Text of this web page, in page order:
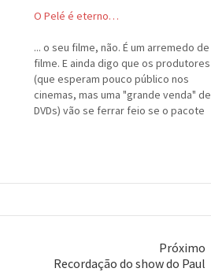
O Pelé é eterno…
... o seu filme, não. É um arremedo de
filme. E ainda digo que os produtores
(que esperam pouco público nos
cinemas, mas uma "grande venda" de
DVDs) vão se ferrar feio se o pacote
Próximo
Recordação do show do Paul